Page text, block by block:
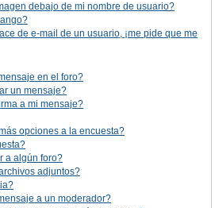
debajo de mi nombre de usuario?
de e-mail de un usuario, ¡me pide que me
en el foro?
un mensaje?
a mi mensaje?
opciones a la encuesta?
a algún foro?
adjuntos?
a un moderador?